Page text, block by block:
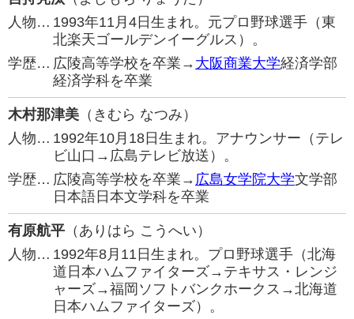
人物… 1993年11月4日生まれ。元プロ野球選手（東
北楽天ゴールデンイーグルス）。
学歴… 広陵高等学校を卒業→ 大阪商業大学経済学部
経済学科を卒業
木村那津美 （きむら なつみ）
人物… 1992年10月18日生まれ。アナウンサー（テレ
ビ山口→広島テレビ放送）。
学歴… 広陵高等学校を卒業→ 広島女学院大学文学部
日本語日本文学科を卒業
有原航平 （ありはら こうへい）
人物… 1992年8月11日生まれ。プロ野球選手（北海
道日本ハムファイターズ→テキサス・レンジ
ャーズ→福岡ソフトバンクホークス→北海道
日本ハムファイターズ）。